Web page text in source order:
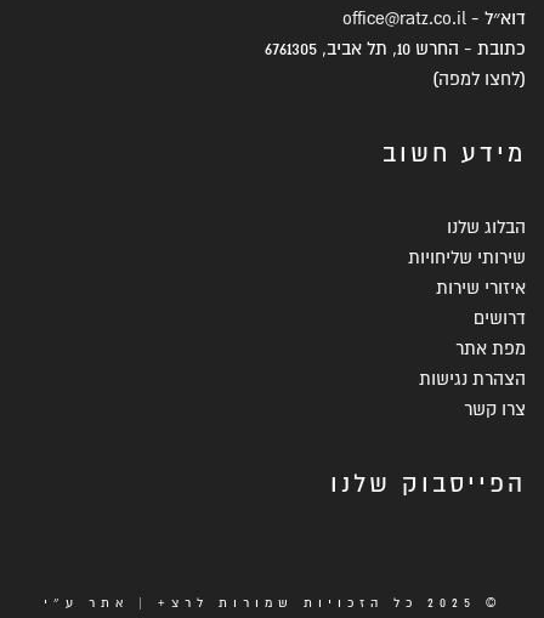
דוא״ל - office@ratz.co.il
כתובת - החרש 10, תל אביב, 6761305
(לחצו למפה)
מידע חשוב
הבלוג שלנו
שירותי שליחויות
איזורי שירות
דרושים
מפת אתר
הצהרת נגישות
צרו קשר
הפייסבוק שלנו
© 2025 כל הזכויות שמורות לרצ+ | אתר ע״י